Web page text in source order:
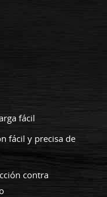
fácil
fácil y precisa de
contra